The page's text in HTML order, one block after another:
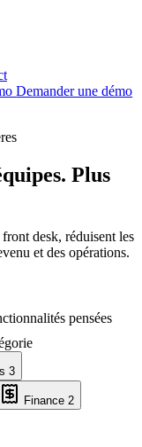
Demander une démo
Plus
desk, réduisent les
et des opérations.
pensées
3
Finance 2